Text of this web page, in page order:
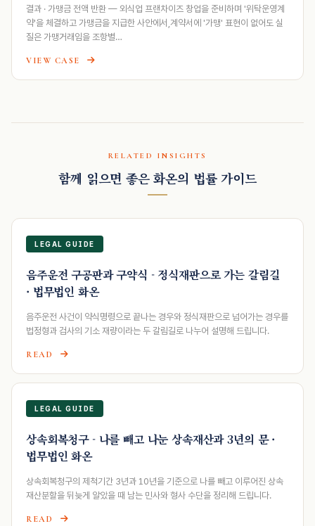
결과 · 가맹금 전액 반환 — 외식업 프랜차이즈 창업을 준비하며 '위탁운영계
약'을 체결하고 가맹금을 지급한 사안에서,계약서에 '가맹' 표현이 없어도 실
질은 가맹거래임을 조항별…
VIEW CASE
RELATED INSIGHTS
함께 읽으면 좋은 화온의 법률 가이드
LEGAL GUIDE
음주운전 구공판과 구약식 - 정식재판으로 가는 갈림길
· 법무법인 화온
음주운전 사건이 약식명령으로 끝나는 경우와 정식재판으로 넘어가는 경우를
법정형과 검사의 기소 재량이라는 두 갈림길로 나누어 설명해 드립니다.
READ
LEGAL GUIDE
상속회복청구 - 나를 빼고 나눈 상속재산과 3년의 문 ·
법무법인 화온
상속회복청구의 제척기간 3년과 10년을 기준으로 나를 빼고 이루어진 상속
재산분할을 뒤늦게 알았을 때 남는 민사와 형사 수단을 정리해 드립니다.
READ